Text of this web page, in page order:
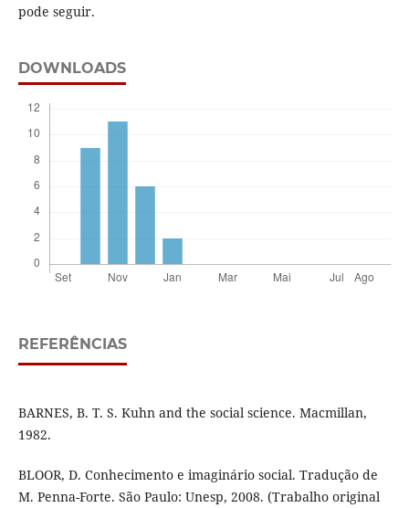
pode seguir.
DOWNLOADS
REFERÊNCIAS
BARNES, B. T. S. Kuhn and the social science. Macmillan,
1982.
BLOOR, D. Conhecimento e imaginário social. Tradução de
M. Penna-Forte. São Paulo: Unesp, 2008. (Trabalho original